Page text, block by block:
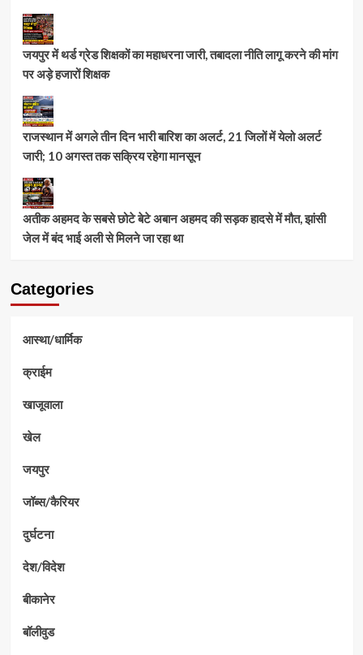
जयपुर में थर्ड ग्रेड शिक्षकों का महाधरना जारी, तबादला नीति लागू करने की मांग
पर अड़े हजारों शिक्षक
राजस्थान में अगले तीन दिन भारी बारिश का अलर्ट, 21 जिलों में येलो अलर्ट
जारी; 10 अगस्त तक सक्रिय रहेगा मानसून
अतीक अहमद के सबसे छोटे बेटे अबान अहमद की सड़क हादसे में मौत, झांसी
जेल में बंद भाई अली से मिलने जा रहा था
Categories
आस्था/धार्मिक
क्राईम
खाजूवाला
खेल
जयपुर
जॉब्स/कैरियर
दुर्घटना
देश/विदेश
बीकानेर
बॉलीवुड